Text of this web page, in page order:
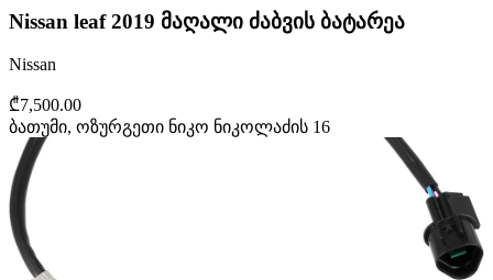
Nissan leaf 2019 მაღალი ძაბვის ბატარეა
Nissan
₾7,500.00
ბათუმი, ოზურგეთი ნიკო ნიკოლაძის 16